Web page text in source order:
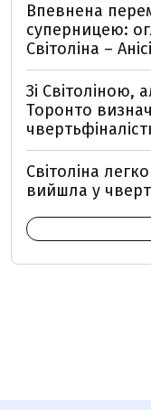
Впевнена
суперницею:
Світоліна –
Зі Світоліною,
Торонто
Світоліна
вийшла у